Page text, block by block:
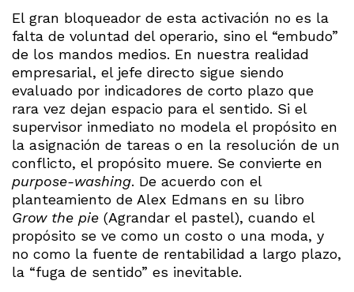
El gran bloqueador de esta activación no es la
falta de voluntad del operario, sino el “embudo”
de los mandos medios. En nuestra realidad
empresarial, el jefe directo sigue siendo
evaluado por indicadores de corto plazo que
rara vez dejan espacio para el sentido. Si el
supervisor inmediato no modela el propósito en
la asignación de tareas o en la resolución de un
conflicto, el propósito muere. Se convierte en
purpose-washing. De acuerdo con el
planteamiento de Alex Edmans en su libro
Grow the pie (Agrandar el pastel), cuando el
propósito se ve como un costo o una moda, y
no como la fuente de rentabilidad a largo plazo,
la “fuga de sentido” es inevitable.